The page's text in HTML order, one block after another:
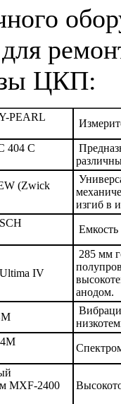
ЦКП:
PEARL
404 C
(Zwick
изгиб в
Емкость
IV
285 мм
анодом.
4М
MXF-2400